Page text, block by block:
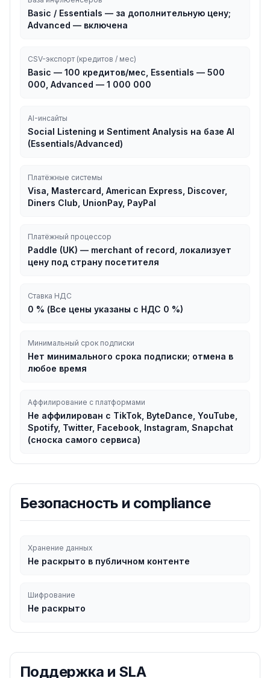
Basic / Essentials — за дополнительную цену;
Advanced — включена
CSV-экспорт (кредитов / мес)
Basic — 100 кредитов/мес, Essentials — 500
000, Advanced — 1 000 000
AI-инсайты
Social Listening и Sentiment Analysis на базе AI
(Essentials/Advanced)
Платёжные системы
Visa, Mastercard, American Express, Discover,
Diners Club, UnionPay, PayPal
Платёжный процессор
Paddle (UK) — merchant of record, локализует
цену под страну посетителя
Ставка НДС
0 % (Все цены указаны с НДС 0 %)
Минимальный срок подписки
Нет минимального срока подписки; отмена в
любое время
Аффилирование с платформами
Не аффилирован с TikTok, ByteDance, YouTube,
Spotify, Twitter, Facebook, Instagram, Snapchat
(сноска самого сервиса)
Безопасность и compliance
Хранение данных
Не раскрыто в публичном контенте
Шифрование
Не раскрыто
Поддержка и SLA